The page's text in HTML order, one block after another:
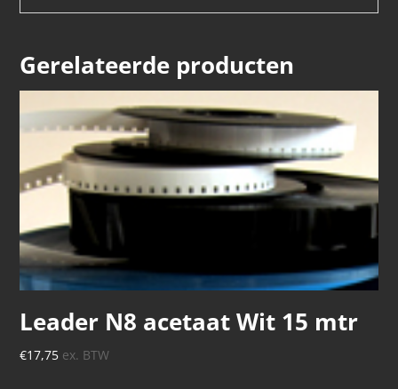
Gerelateerde producten
Leader N8 acetaat Wit 15 mtr
€17,75 ex. BTW